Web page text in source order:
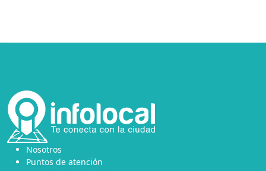
Nosotros
Puntos de atención